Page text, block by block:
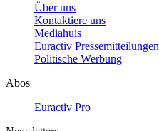
Über uns
Kontaktiere uns
Mediahuis
Euractiv Pressemitteilungen
Politische Werbung
Abos
Euractiv Pro